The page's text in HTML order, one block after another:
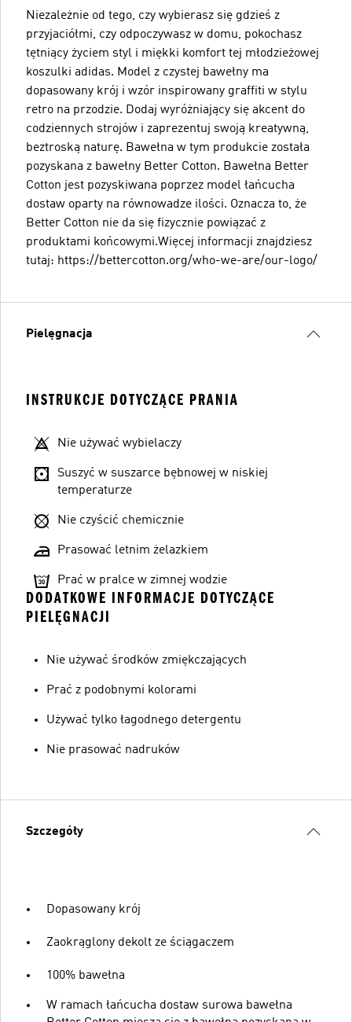
Niezależnie od tego, czy wybierasz się gdzieś z
przyjaciółmi, czy odpoczywasz w domu, pokochasz
tętniący życiem styl i miękki komfort tej młodzieżowej
koszulki adidas. Model z czystej bawełny ma
dopasowany krój i wzór inspirowany graffiti w stylu
retro na przodzie. Dodaj wyróżniający się akcent do
codziennych strojów i zaprezentuj swoją kreatywną,
beztroską naturę. Bawełna w tym produkcie została
pozyskana z bawełny Better Cotton. Bawełna Better
Cotton jest pozyskiwana poprzez model łańcucha
dostaw oparty na równowadze ilości. Oznacza to, że
Better Cotton nie da się fizycznie powiązać z
produktami końcowymi.Więcej informacji znajdziesz
tutaj: https://bettercotton.org/who-we-are/our-logo/
Pielęgnacja
INSTRUKCJE DOTYCZĄCE PRANIA
Nie używać wybielaczy
Suszyć w suszarce bębnowej w niskiej
temperaturze
Nie czyścić chemicznie
Prasować letnim żelazkiem
Prać w pralce w zimnej wodzie
DODATKOWE INFORMACJE DOTYCZĄCE
PIELĘGNACJI
Nie używać środków zmiękczających
Prać z podobnymi kolorami
Używać tylko łagodnego detergentu
Nie prasować nadruków
Szczegóły
Dopasowany krój
Zaokrąglony dekolt ze ściągaczem
100% bawełna
W ramach łańcucha dostaw surowa bawełna